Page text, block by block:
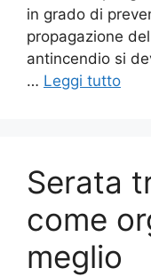
in grado di
propagazione
antincendio si
… Leggi tutto
Serata
come
meglio